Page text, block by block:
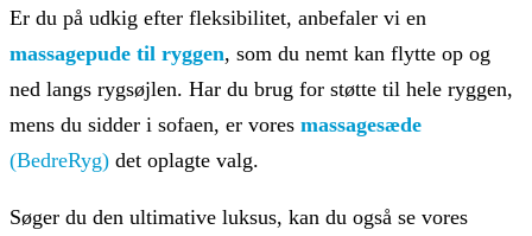
Er du på udkig efter fleksibilitet, anbefaler vi en
massagepude til ryggen, som du nemt kan flytte op og
ned langs rygsøjlen. Har du brug for støtte til hele ryggen,
mens du sidder i sofaen, er vores massagesæde
(BedreRyg) det oplagte valg.
Søger du den ultimative luksus, kan du også se vores